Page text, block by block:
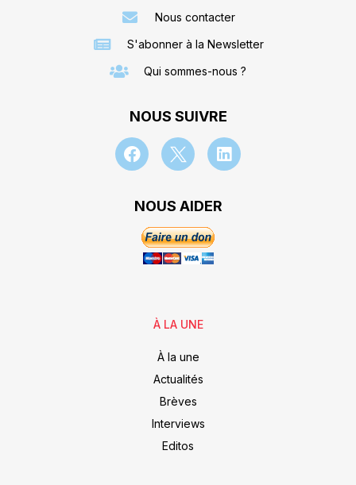
Nous contacter
S'abonner à la Newsletter
Qui sommes-nous ?
NOUS SUIVRE
NOUS AIDER
À LA UNE
À la une
Actualités
Brèves
Interviews
Editos